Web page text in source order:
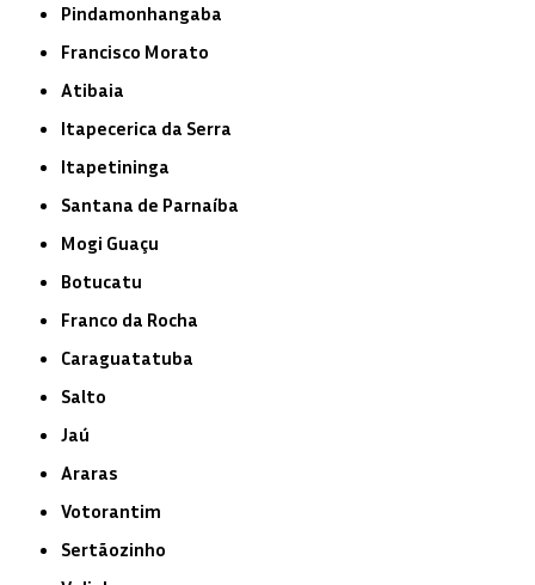
Pindamonhangaba
Francisco Morato
Atibaia
Itapecerica da Serra
Itapetininga
Santana de Parnaíba
Mogi Guaçu
Botucatu
Franco da Rocha
Caraguatatuba
Salto
Jaú
Araras
Votorantim
Sertãozinho